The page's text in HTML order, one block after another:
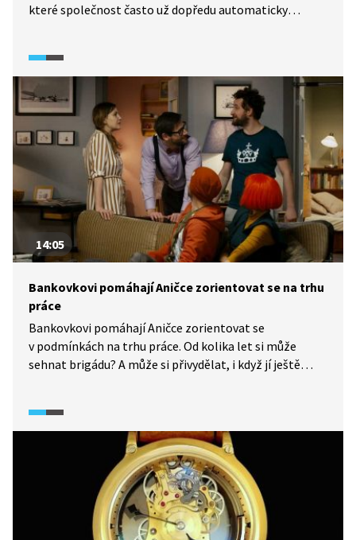
které společnost často už dopředu automaticky
14:05
Bankovkovi pomáhají Aničce zorientovat se na trhu
práce
Bankovkovi pomáhají Aničce zorientovat se
v podmínkách na trhu práce. Od kolika let si může
sehnat brigádu? A může si přivydělat, i když jí ještě